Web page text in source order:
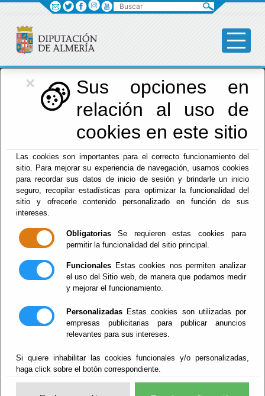
×
Sus opciones en
relación al uso de
cookies en este sitio
Las cookies son importantes para el correcto funcionamiento del
sitio. Para mejorar su experiencia de navegación, usamos cookies
para recordar sus datos de inicio de sesión y brindarle un inicio
seguro, recopilar estadísticas para optimizar la funcionalidad del
sitio y ofrecerle contenido personalizado en función de sus
intereses.
Obligatorias Se requieren estas cookies para
permitir la funcionalidad del sitio principal.
Funcionales Estas cookies nos permiten analizar
el uso del Sitio web, de manera que podamos medir
y mejorar el funcionamiento.
Personalizadas Estas cookies son utilizadas por
empresas publicitarias para publicar anuncios
relevantes para sus intereses.
Si quiere inhabilitar las cookies funcionales y/o personalizadas,
haga click sobre el botón correspondiente.
Diputación
Menú Diputación
Habilitados
Intranet Provincial
Intranet Adheridos
Intranet Beneficiarios
Red Provincial
Enlaces de interés
Beneficiarios Red Provincial
Agencia Tributaria
Ministerio de Administraciones Públicas
Junta de Andalucia
Buscar